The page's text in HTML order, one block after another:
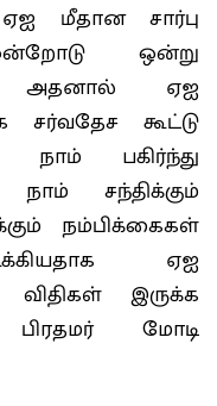
மீதான சார்பு
ஒன்று
அதனால் ஏஐ
சர்வதேச கூட்டு
பகிர்ந்து
சந்திக்கும்
நம்பிக்கைகள்
ஏஐ
இருக்க
மோடி